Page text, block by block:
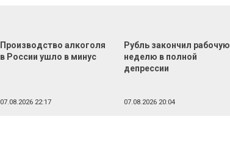
Производство алкоголя
в России ушло в минус
07.08.2026 22:17
Рубль закончил рабочую
неделю в полной
депрессии
07.08.2026 20:04